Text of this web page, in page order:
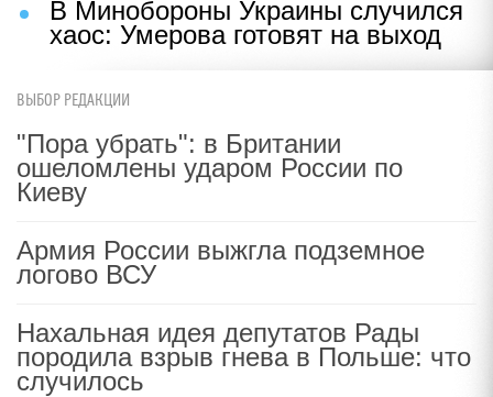
В Минобороны Украины случился
хаос: Умерова готовят на выход
ВЫБОР РЕДАКЦИИ
"Пора убрать": в Британии
ошеломлены ударом России по
Киеву
Армия России выжгла подземное
логово ВСУ
Нахальная идея депутатов Рады
породила взрыв гнева в Польше: что
случилось